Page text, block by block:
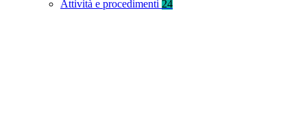
Attività e procedimenti 24